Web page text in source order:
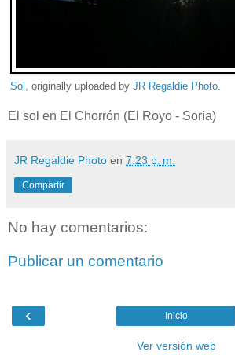
Sol , originally uploaded by JR Regaldie Photo
El sol en El Chorrón (El Royo - Soria)
JR Regaldie Photo en 7:23 p. m.
Compartir
No hay comentarios:
Publicar un comentario
‹ Inicio
Ver versión web